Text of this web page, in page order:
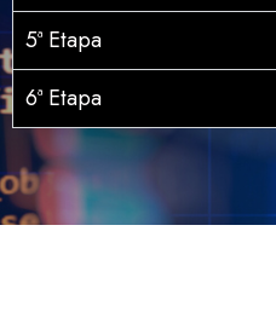
5ª Etapa
6ª Etapa